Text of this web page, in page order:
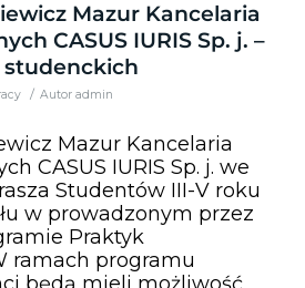
Mazur Kancelaria
CASUS IURIS Sp. j. –
/ Autor admin
Mazur Kancelaria
CASUS IURIS Sp. j. we
Studentów III-V roku
w prowadzonym przez
Praktyk
ramach programu
będą mieli możliwość